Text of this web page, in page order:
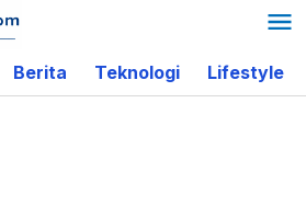
Berita Teknologi Lifestyle